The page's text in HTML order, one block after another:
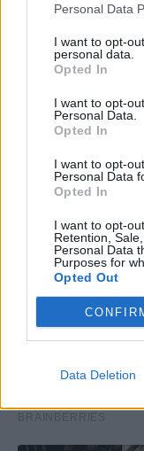
Personal Data
I want to opt-
personal data.
Opted In
I want to opt-
Personal Data.
Opted In
I want to opt-
Personal Data
Opted In
I want to opt-
Retention,
Personal Data
Purposes for
Opted Out
Data Deletion